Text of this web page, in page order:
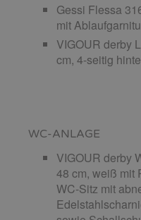
Gessi Flessa
mit
VIGOUR derby
cm, 4-seitig
WC-ANLAGE
VIGOUR derby
48 cm, weiß mit
WC-Sitz mit